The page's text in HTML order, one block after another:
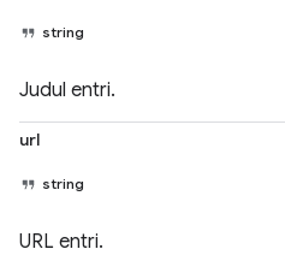
string
Judul entri.
url
string
URL entri.